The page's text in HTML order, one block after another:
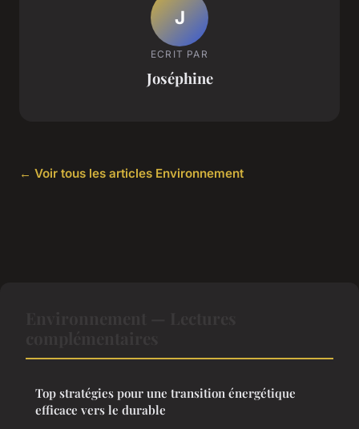
J
ECRIT PAR
Joséphine
← Voir tous les articles Environnement
Top stratégies pour une transition énergétique
efficace vers le durable